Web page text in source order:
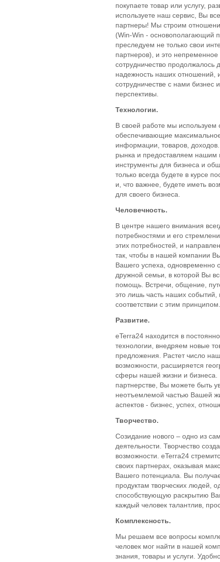
покупаете товар или услугу,
используете наш сервис, Вы
партнеры! Мы строим
(Win-Win - основополагающий
преследуем не только свои
партнеров), и это
сотрудничество
надежность наших отношений,
сотрудничестве с нами
перспективы.
Технологии.
В своей работе мы используем
обеспечивающие
информации, товаров,
рынка и предоставляем нашим
инструменты для бизнеса и
только всегда будете в курсе
и, что важнее, будете иметь
для своего бизнеса.
Человечность.
В центре нашего внимания
потребностями и его
этих потребностей, и
так, чтобы в нашей компании
Вашего успеха,
дружной семьи, в которой Вы
помощь. Встречи, общение,
это лишь часть наших событий,
соответствии с этим принципом.
Развитие.
eTerra24 находится в
технологии, внедряем новые
предложения. Растет число
возможности, расширяется
сферы нашей жизни и бизнеса.
партнерстве, Вы можете быть
неотъемлемой частью Вашей
аспектов - бизнес, успех,
Творчество.
Созидание нового – одно из
деятельности. Творчество
возможности. eTerra24
своих партнерах, оказывая
Вашего потенциала. Вы
продуктам творческих людей,
способствующую раскрытию
каждый человек талантлив,
Комплексность.
Мы решаем все вопросы
человек мог найти в нашей
знания, товары и услуги.